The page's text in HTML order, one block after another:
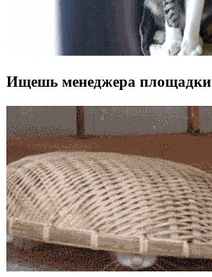
Ищешь менеджера площадки